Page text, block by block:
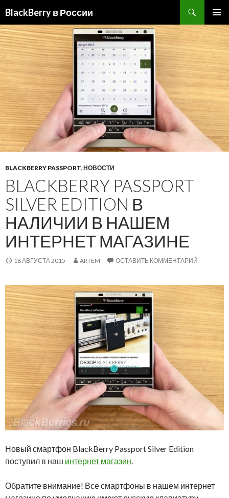
BlackBerry в России
МЕНЮ
К
СОДЕРЖИМОМУ
BLACKBERRY PASSPORT, НОВОСТИ
BLACKBERRY PASSPORT
SILVER EDITION В
НАЛИЧИИ В НАШЕМ
ИНТЕРНЕТ МАГАЗИНЕ
18 АВГУСТА 2015 ARTEM ОСТАВИТЬ КОММЕНТАРИЙ
Новый смартфон BlackBerry Passport Silver Edition
поступил в наш интернет магазин.
Обратите внимание! Все смартфоны в нашем интернет